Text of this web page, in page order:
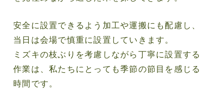
安全に設置できるよう加工や運搬にも配慮し、
当日は会場で慎重に設置していきます。
ミズキの枝ぶりを考慮しながら丁寧に設置する
作業は、私たちにとっても季節の節目を感じる
時間です。